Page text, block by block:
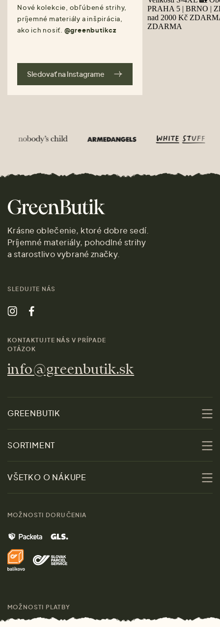
Nové kolekcie, obľúbené strihy,
príjemné materiály a inšpirácia,
ako ich nosiť. @greenbutikcz
Sledovať na Instagrame
Krásne oblečenie, ktoré dobre sedí.
Príjemné materiály, pohodlné strihy
a starostlivo vybrané značky.
SLEDUJTE NÁS
KONTAKTUJTE NÁS V PRÍPADE
OTÁZOK
info@greenbutik.sk
GREENBUTIK
Udržateľnosť
Kontakt
Značky
Pre médiá
SORTIMENT
Zľavy
Ženy
Muži
Domov
Darčeky
VŠETKO O NÁKUPE
Doprava a platba
MOŽNOSTI DORUČENIA
MOŽNOSTI PLATBY